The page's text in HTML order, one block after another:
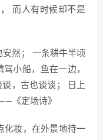
而人有时候却不是
然； 一条耕牛半顷
小船，鱼在一边，
，古也谈谈； 日上
《定场诗》
化妆，在外景地待一